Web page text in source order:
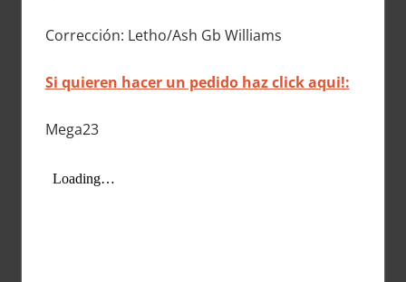
Corrección: Letho/Ash Gb Williams
Si quieren hacer un pedido haz click aqui!:
Mega23